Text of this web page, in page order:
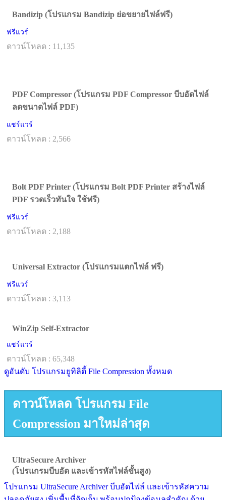
Bandizip (โปรแกรม Bandizip ย่อขยายไฟล์ฟรี)
ฟรีแวร์
ดาวน์โหลด : 11,135
PDF Compressor (โปรแกรม PDF Compressor บีบอัดไฟล์
ลดขนาดไฟล์ PDF)
แชร์แวร์
ดาวน์โหลด : 2,566
Bolt PDF Printer (โปรแกรม Bolt PDF Printer สร้างไฟล์
PDF รวดเร็วทันใจ ใช้ฟรี)
ฟรีแวร์
ดาวน์โหลด : 2,188
Universal Extractor (โปรแกรมแตกไฟล์ ฟรี)
ฟรีแวร์
ดาวน์โหลด : 3,113
WinZip Self-Extractor
แชร์แวร์
ดาวน์โหลด : 65,348
ดูอันดับ โปรแกรมยูทิลิตี้ File Compression ทั้งหมด
ดาวน์โหลด โปรแกรม File
Compression มาใหม่ล่าสุด
UltraSecure Archiver
(โปรแกรมบีบอัด และเข้ารหัสไฟล์ขั้นสูง)
โปรแกรม UltraSecure Archiver บีบอัดไฟล์ และเข้ารหัสความ